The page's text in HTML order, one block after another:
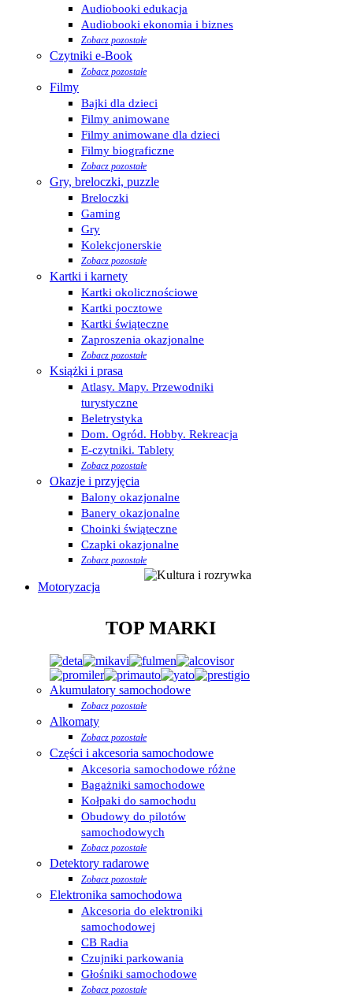
Audiobooki edukacja
Audiobooki ekonomia i biznes
Zobacz pozostałe
Czytniki e-Book
Zobacz pozostałe
Filmy
Bajki dla dzieci
Filmy animowane
Filmy animowane dla dzieci
Filmy biograficzne
Zobacz pozostałe
Gry, breloczki, puzzle
Breloczki
Gaming
Gry
Kolekcjonerskie
Zobacz pozostałe
Kartki i karnety
Kartki okolicznościowe
Kartki pocztowe
Kartki świąteczne
Zaproszenia okazjonalne
Zobacz pozostałe
Książki i prasa
Atlasy. Mapy. Przewodniki
turystyczne
Beletrystyka
Dom. Ogród. Hobby. Rekreacja
E-czytniki. Tablety
Zobacz pozostałe
Okazje i przyjęcia
Balony okazjonalne
Banery okazjonalne
Choinki świąteczne
Czapki okazjonalne
Zobacz pozostałe
Motoryzacja
TOP MARKI
Akumulatory samochodowe
Zobacz pozostałe
Alkomaty
Zobacz pozostałe
Części i akcesoria samochodowe
Akcesoria samochodowe różne
Bagażniki samochodowe
Kołpaki do samochodu
Obudowy do pilotów
samochodowych
Zobacz pozostałe
Detektory radarowe
Zobacz pozostałe
Elektronika samochodowa
Akcesoria do elektroniki
samochodowej
CB Radia
Czujniki parkowania
Głośniki samochodowe
Zobacz pozostałe